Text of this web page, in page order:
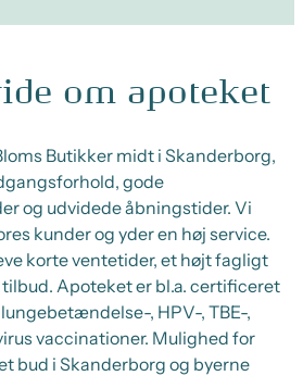
om apoteket
Butikker midt i Skanderborg,
gode
og udvidede åbningstider. Vi
kunder og yder en høj service.
korte ventetider, et højt fagligt
Apoteket er bl.a. certificeret
, HPV-, TBE-,
vaccinationer. Mulighed for
bud i Skanderborg og byerne